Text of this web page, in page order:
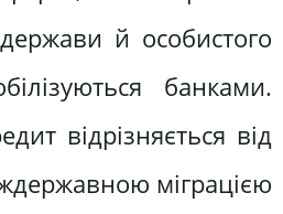
й особистого
банками.
відрізняється від
міграцією